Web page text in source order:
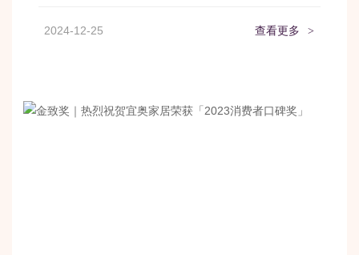
2024-12-25 查看更多 >